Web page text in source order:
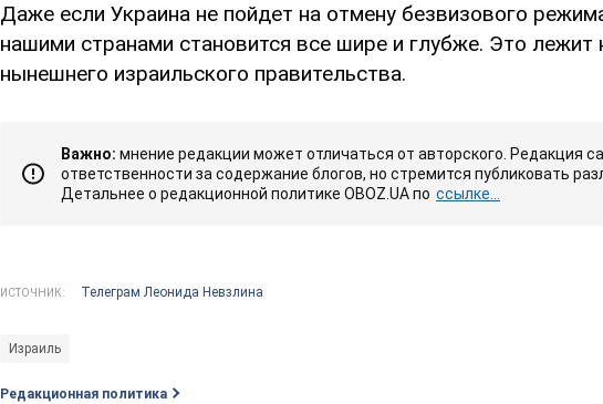
Даже если Украина не пойдет на отмену безвизового
нашими странами становится все шире и глубже. Это лежит
нынешнего израильского правительства.
Важно: мнение редакции может отличаться от авторского. Редакция
ответственности за содержание блогов, но стремится публиковать
Детальнее о редакционной политике OBOZ.UA по ссылке...
ИСТОЧНИК: Телеграм Леонида Невзлина
Израиль
Редакционная политика